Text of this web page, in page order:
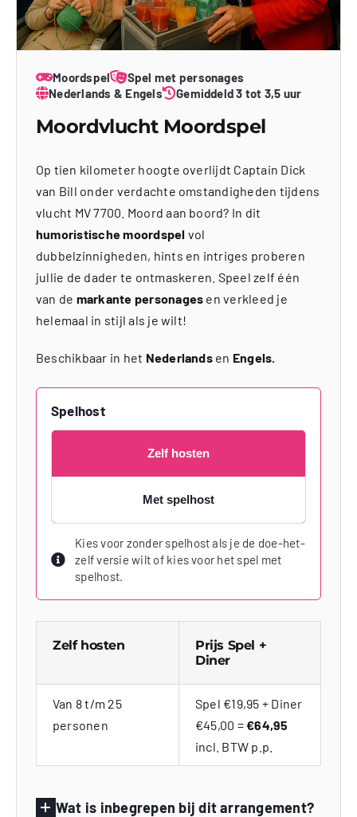
Moordspel
Spel met personages
Nederlands & Engels
Gemiddeld 3 tot 3,5 uur
Moordvlucht Moordspel
Op tien kilometer hoogte overlijdt Captain Dick
van Bill onder verdachte omstandigheden tijdens
vlucht MV 7700. Moord aan boord? In dit
humoristische moordspel vol
dubbelzinnigheden, hints en intriges proberen
jullie de dader te ontmaskeren. Speel zelf één
van de markante personages en verkleed je
helemaal in stijl als je wilt!
Beschikbaar in het Nederlandsen Engels.
Spelhost
Zelf hosten
Met spelhost
Kies voor zonder spelhost als je de doe-het-
zelf versie wilt of kies voor het spel met
spelhost.
Zelf hosten
Prijs Spel +
Diner
Van 8 t/m 25
personen
Spel €19,95 + Diner
€45,00 =€64,95
incl. BTW p.p.
Wat is inbegrepen bij dit arrangement?